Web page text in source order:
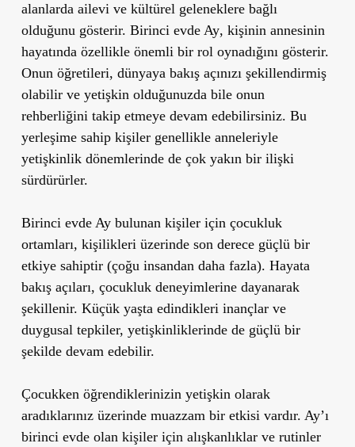
alanlarda ailevi ve kültürel geleneklere bağlı
olduğunugösterir. Birinci evde Ay, kişinin annesinin
hayatında özellikle önemli bir rol oynadığınıgösterir.
Onun öğretileri, dünyaya bakış açınızı şekillendirmiş
olabilir ve yetişkin olduğunuzda bile onun
rehberliğini takip etmeye devam edebilirsiniz. Bu
yerleşime sahip kişiler genellikle anneleriyle
yetişkinlik dönemlerinde de çok yakın bir ilişki
sürdürürler.
Birinci evde Ay bulunan kişiler için çocukluk
ortamları, kişilikleri üzerinde son derece güçlü bir
etkiye sahiptir (çoğu insandan daha fazla). Hayata
bakış açıları, çocukluk deneyimlerine dayanarak
şekillenir. Küçük yaşta edindikleri inançlar ve
duygusal tepkiler, yetişkinliklerinde de güçlü bir
şekilde devam edebilir.
Çocukken öğrendiklerinizin yetişkin olarak
aradıklarınız üzerinde muazzam bir etkisi vardır. Ay’ı
birinci evde olan kişiler için alışkanlıklar ve rutinler